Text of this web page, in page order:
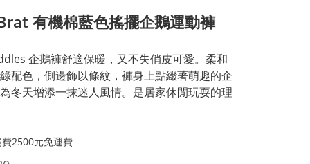
有機棉藍色搖擺企鵝運動褲
企鵝褲舒適保暖，又不失俏皮可愛。柔和
配色，側邊飾以條紋，褲身上點綴著萌趣的企
冬天增添一抹迷人風情。是居家休閒玩耍的理
2500元免運費